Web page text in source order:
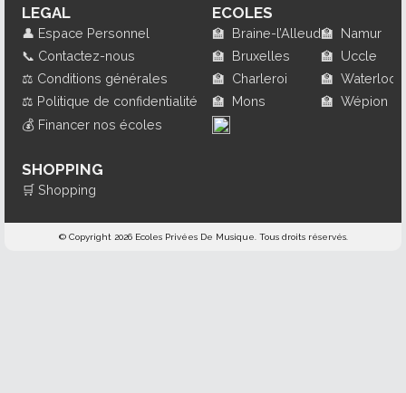
LEGAL
👤 Espace Personnel
📞 Contactez-nous
⚖️ Conditions générales
⚖️ Politique de confidentialité
💰 Financer nos écoles
SHOPPING
🛒 Shopping
ECOLES
🏫 Braine-l’Alleud
🏫 Bruxelles
🏫 Charleroi
🏫 Mons
🏫 Namur
🏫 Uccle
🏫 Waterloo
🏫 Wépion
© Copyright 2026 Ecoles Privées De Musique. Tous droits réservés.